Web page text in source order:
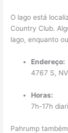
O lago está
Country Club.
lago, enquanto
Endereço:
4767 S,
Horas:
7h-17h
Pahrump